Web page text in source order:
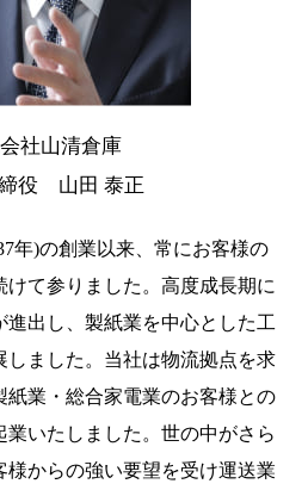
社山清倉庫
役 山田 泰正
年)の創業以来、常にお客様の
て参りました。高度成長期に
出し、製紙業を中心とした工
しました。当社は物流拠点を求
紙業・総合家電業のお客様との
いたしました。世の中がさら
様からの強い要望を受け運送業